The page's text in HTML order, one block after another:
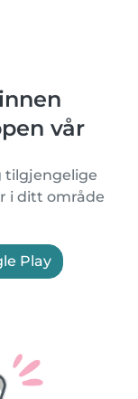
vår
tilgjengelige
i ditt område
Play